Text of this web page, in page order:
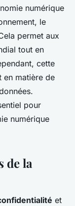
numérique
le
permet aux
tout en
cette
en matière de
pour
numérique
de la
et